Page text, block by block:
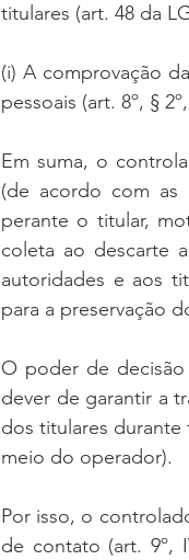
titulares (art. 48 da
(i) A comprovação
pessoais (art. 8º, §
Em suma, o
(de acordo com as
perante o titular,
coleta ao descarte
autoridades e aos
para a preservação
O poder de
dever de garantir a
dos titulares
meio do operador).
Por isso, o
de contato (art. 9º,